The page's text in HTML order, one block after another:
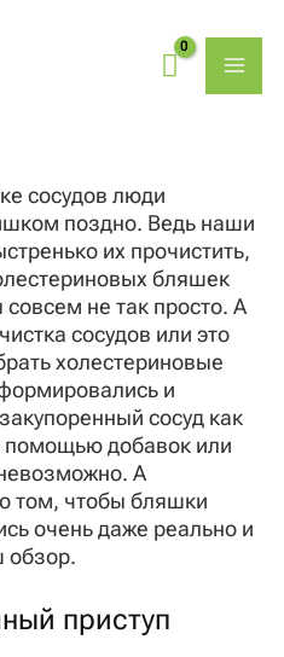
сосудов люди
поздно. Ведь наши
их прочистить,
бляшек
не так просто. А
сосудов или это
холестериновые
и
сосуд как
помощью добавок или
А
том, чтобы бляшки
очень даже реально и
обзор.
приступ